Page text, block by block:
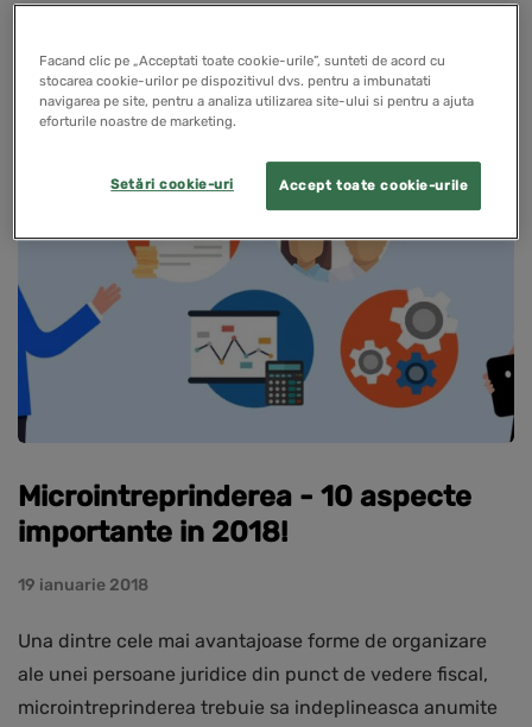
Microintreprinderea - 10 aspecte
importante in 2018!
19 ianuarie 2018
Una dintre cele mai avantajoase forme de organizare
ale unei persoane juridice din punct de vedere fiscal,
microintreprinderea trebuie sa indeplineasca anumite
Facand clic pe „Acceptati toate cookie-urile”, sunteti de acord cu
stocarea cookie-urilor pe dispozitivul dvs. pentru a imbunatati
navigarea pe site, pentru a analiza utilizarea site-ului si pentru a ajuta
eforturile noastre de marketing.
Accept toate cookie-urile
Setări cookie-uri